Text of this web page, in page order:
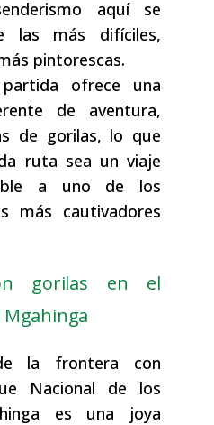
aquí se
las más difíciles,
pintorescas.
ofrece una
de aventura,
de gorilas, lo que
ruta sea un viaje
a uno de los
más cautivadores
gorilas en el
Mgahinga
la frontera con
Nacional de los
es una joya